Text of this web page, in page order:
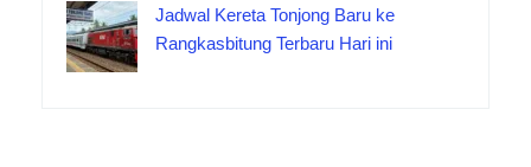
Jadwal Kereta Tonjong Baru ke
Rangkasbitung Terbaru Hari ini